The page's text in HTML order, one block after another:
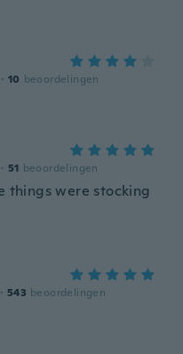
· 10 beoordelingen
· 51 beoordelingen
were stocking
· 543 beoordelingen